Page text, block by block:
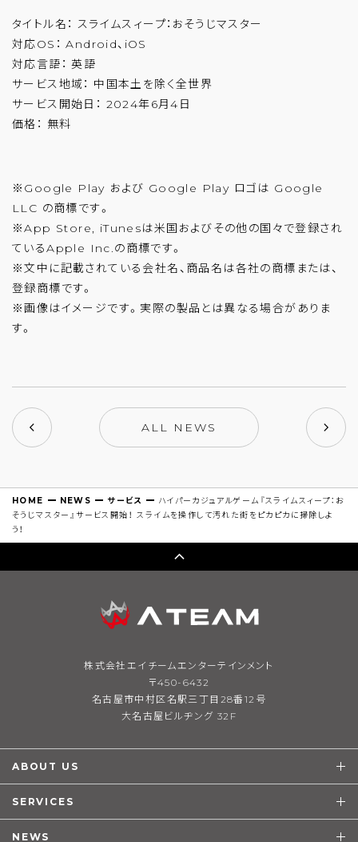
タイトル名： スライムスィープ：おそうじマスター
対応OS： Android、iOS
対応言語： 英語
サービス地域： 中国本土を除く全世界
サービス開始日： 2024年6月4日
価格： 無料
※Google Play および Google Play ロゴは Google
LLC の商標です。
※App Store, iTunesは米国およびその他の国々で登録され
ているApple Inc.の商標です。
※文中に記載されている会社名、商品名は各社の商標または、
登録商標です。
※画像はイメージです。実際の製品とは異なる場合がありま
す。
ALL NEWS
HOME NEWS サービス
ハイパーカジュアルゲーム『スライムスィープ：お
そうじマスター』サービス開始！ スライムを操作して汚れた街をピカピカに掃除しよ
う！
株式会社エイチームエンターテインメント
〒450-6432
名古屋市中村区名駅三丁目28番12号
大名古屋ビルヂング 32F
ABOUT US
SERVICES
NEWS